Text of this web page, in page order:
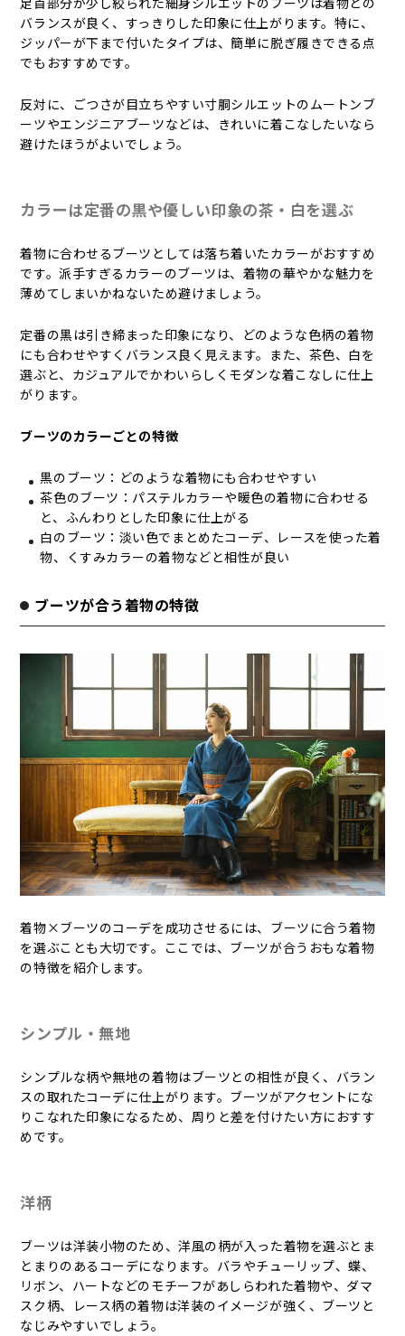
バランスが良く、すっきりした印象に仕上がります。特に、
ジッパーが下まで付いたタイプは、簡単に脱ぎ履きできる点
でもおすすめです。
反対に、ごつさが目立ちやすい寸胴シルエットのムートンブ
ーツやエンジニアブーツなどは、きれいに着こなしたいなら
避けたほうがよいでしょう。
カラーは定番の黒や優しい印象の茶・白を選ぶ
着物に合わせるブーツとしては落ち着いたカラーがおすすめ
です。派手すぎるカラーのブーツは、着物の華やかな魅力を
薄めてしまいかねないため避けましょう。
定番の黒は引き締まった印象になり、どのような色柄の着物
にも合わせやすくバランス良く見えます。また、茶色、白を
選ぶと、カジュアルでかわいらしくモダンな着こなしに仕上
がります。
ブーツのカラーごとの特徴
黒のブーツ：どのような着物にも合わせやすい
茶色のブーツ：パステルカラーや暖色の着物に合わせる
と、ふんわりとした印象に仕上がる
白のブーツ：淡い色でまとめたコーデ、レースを使った着
物、くすみカラーの着物などと相性が良い
ブーツが合う着物の特徴
着物×ブーツのコーデを成功させるには、ブーツに合う着物
を選ぶことも大切です。ここでは、ブーツが合うおもな着物
の特徴を紹介します。
シンプル・無地
シンプルな柄や無地の着物はブーツとの相性が良く、バラン
スの取れたコーデに仕上がります。ブーツがアクセントにな
りこなれた印象になるため、周りと差を付けたい方におすす
めです。
洋柄
ブーツは洋装小物のため、洋風の柄が入った着物を選ぶとま
とまりのあるコーデになります。バラやチューリップ、蝶、
リボン、ハートなどのモチーフがあしらわれた着物や、ダマ
スク柄、レース柄の着物は洋装のイメージが強く、ブーツと
なじみやすいでしょう。